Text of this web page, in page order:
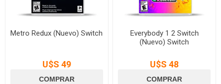
Metro Redux (Nuevo) Switch
U$S 49
Everybody 1 2 Switch
(Nuevo) Switch
U$S 48